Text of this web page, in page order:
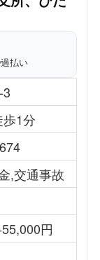
過払い
1分
,交通事故
円